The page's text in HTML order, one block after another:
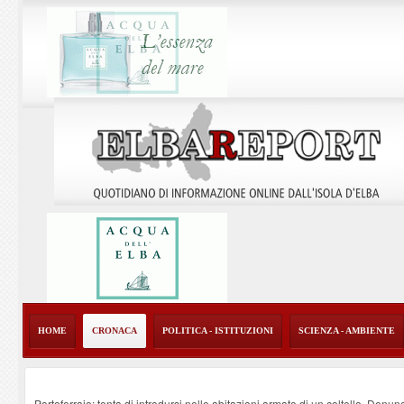
HOME CRONACA POLITICA - ISTITUZIONI SCIENZA - AMBIENTE